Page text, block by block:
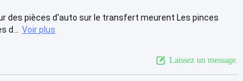
des pièces d'auto sur le transfert meurent Les pinces
d...
Voir plus
Laissez un message.